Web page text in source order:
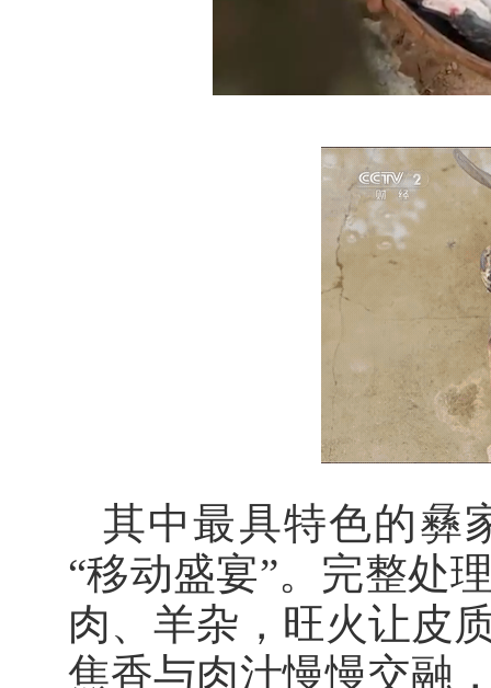
其中最具特色的彝
“移动盛宴”。完整处
肉、羊杂，旺火让皮
焦香与肉汁慢慢交融